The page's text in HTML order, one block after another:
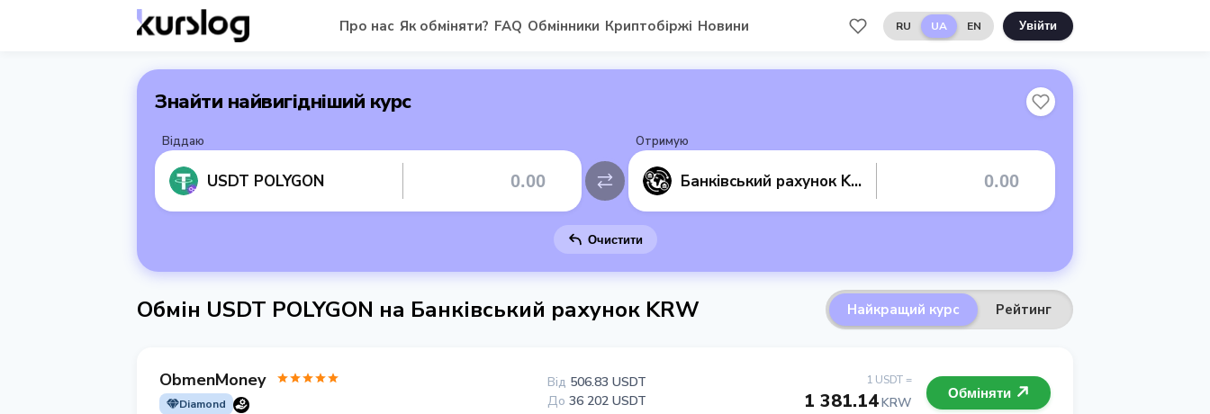
Про нас Як обміняти? FAQ Обмінники Криптобіржі Новини RU UA EN Увійти
Знайти найвигідніший курс
Віддаю
USDT POLYGON
Отримую
Банківський рахунок KRW
Очистити
Обмін USDT POLYGON на Банківський рахунок KRW Найкращий курс Рейтинг
ObmenMoney
Diamond
1 USDT =
1 381.14KRW
Від 506.83 USDT
До 36 202 USDT Обміняти